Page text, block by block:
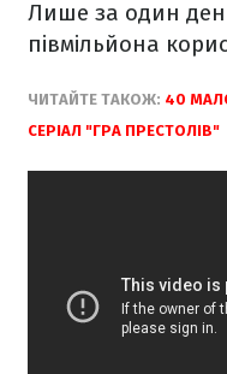
Лише за один
півмільйона
ЧИТАЙТЕ ТАКОЖ: 40
СЕРІАЛ "ГРА ПРЕСТОЛІВ"